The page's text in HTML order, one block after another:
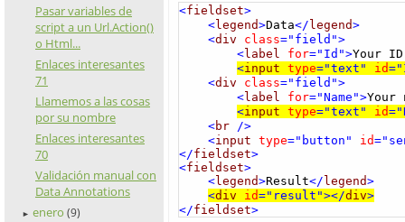
Pasar variables de
script a un Url.Action()
o Html...
Enlaces interesantes
71
Llamemos a las cosas
por su nombre
Enlaces interesantes
70
Validación manual con
Data Annotations
► enero (9)
<fieldset>
<legend>Data</ legend>
<div class="field">
<label for="Id">Your
<input type="text" id
<div class="field">
<label for="Name">Your
<input type="text" id
<br />
<input type="button" id
</fieldset>
<fieldset>
<legend>Result</ legend>
<div id="result"></div>
</fieldset>